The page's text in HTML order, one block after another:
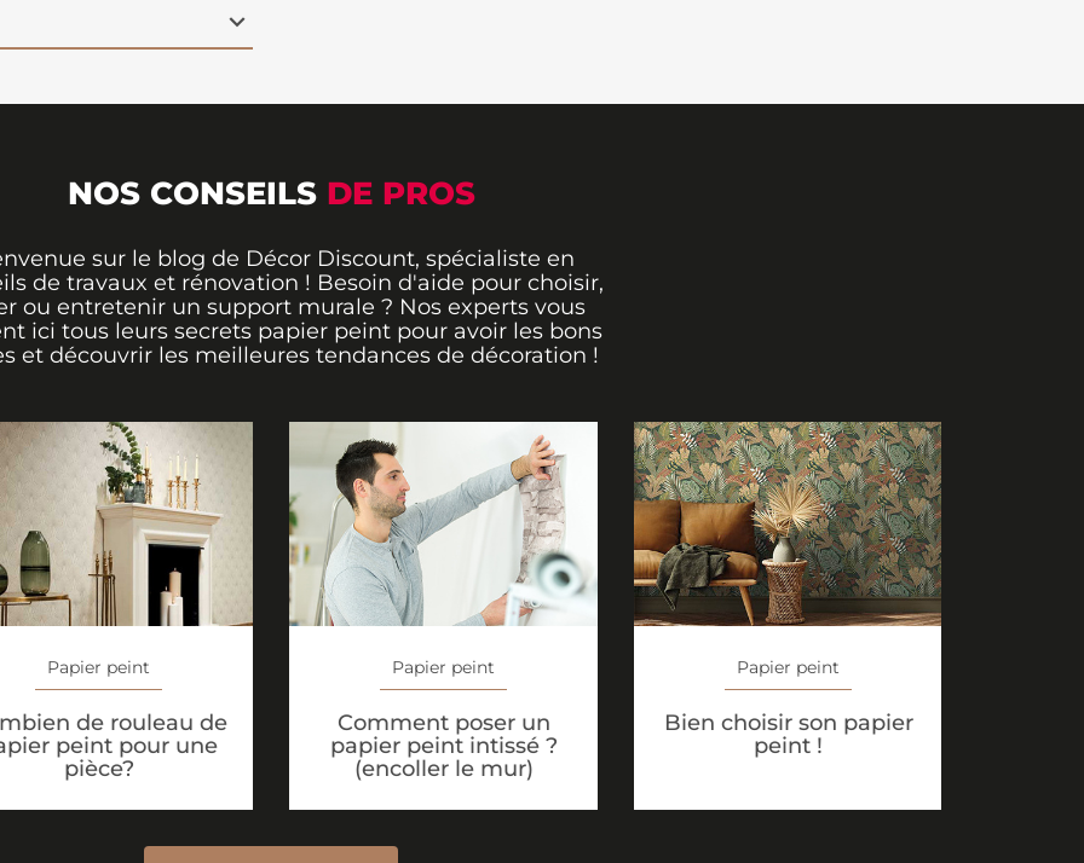
il est
facile à poser
résistance
NOS CONSEILS DE PROS
sur le blog de Décor Discount, spécialiste en
de travaux et rénovation ! Besoin d'aide pour choisir,
ou entretenir un support murale ? Nos experts vous
ici tous leurs secrets papier peint pour avoir les bons
et découvrir les meilleures tendances de décoration !
Papier peint
de rouleau de
peint pour une
pièce?
Papier peint
Comment poser un
papier peint intissé ?
(encoller le mur)
Papier peint
Bien choisir son papier
peint !